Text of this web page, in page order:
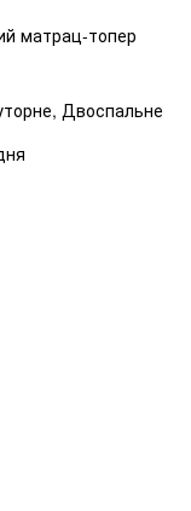
матрац-топер
Двоспальне